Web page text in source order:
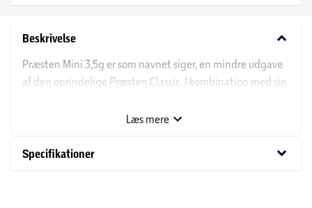
Beskrivelse keyboard_arrow_down
Præsten Mini 3,5g er som navnet siger, en mindre udgave
af den oprindelige Præsten Classic. I kombination med sin
sig især til de mere sky og kræsne fisk. Trods sin beskedne
som sin storebror. Den er vores klare Præsten favorit når
Læs mere
Specifikationer keyboard_arrow_down